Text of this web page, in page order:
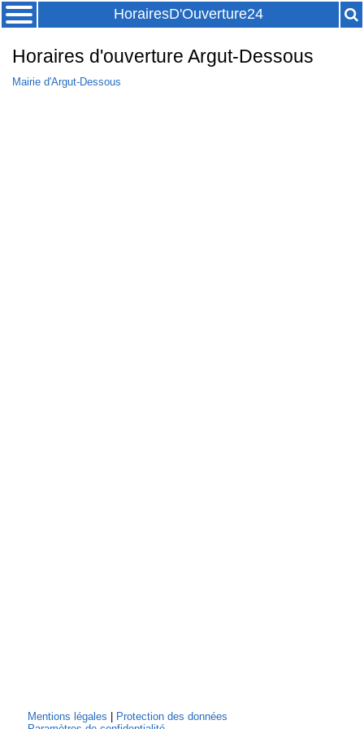
HorairesD'Ouverture24
Horaires d'ouverture Argut-Dessous
Mairie d'Argut-Dessous
Mentions légales
Protection des données